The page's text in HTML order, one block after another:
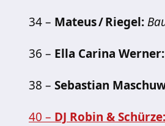
34 – Mateus / Riegel:
36 – Ella Carina Werner:
38 – Sebastian
40 – DJ Robin & Schürze: